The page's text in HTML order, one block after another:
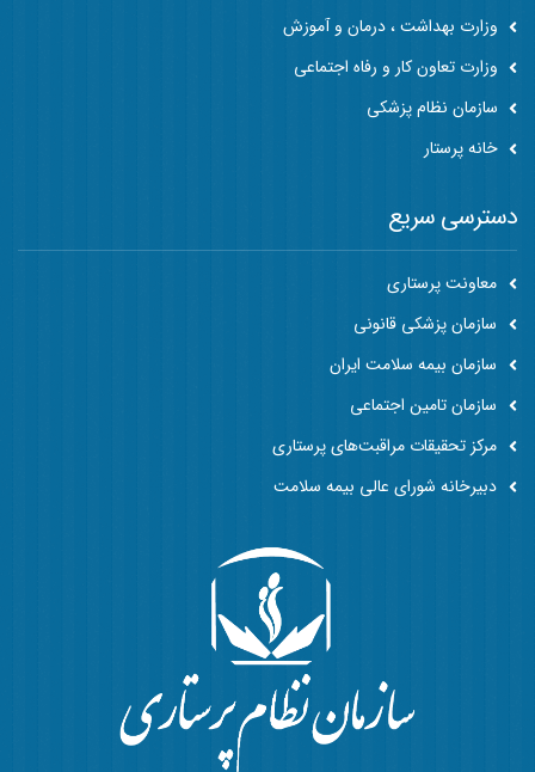
وزارت بهداشت ، درمان و آموزش
وزارت تعاون کار و رفاه اجتماعی
سازمان نظام پزشکی
خانه پرستار
دسترسی سریع
معاونت پرستاری
سازمان پزشکی قانونی
سازمان بیمه سلامت ایران
سازمان تامین اجتماعی
مرکز تحقیقات مراقبت‌های پرستاری
دبیرخانه شورای عالی بیمه سلامت